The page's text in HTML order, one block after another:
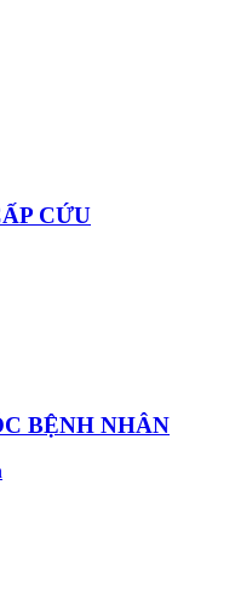
CỨU
BỆNH NHÂN